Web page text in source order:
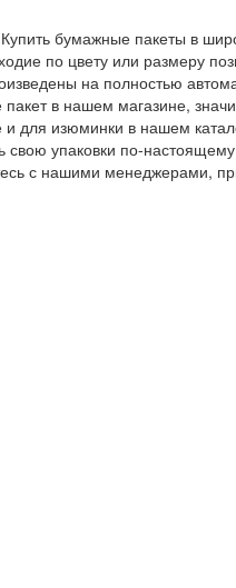
бумажные пакеты в
по цвету или размеру
на полностью
в нашем магазине,
для изюминки в нашем
свою упаковки по-
с нашими менеджерами,